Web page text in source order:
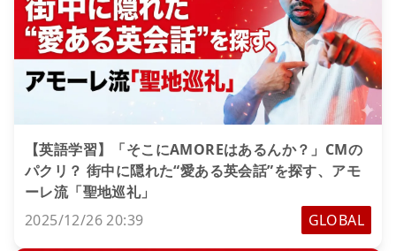
【英語学習】「そこにAMOREはあるんか？」CMの
パクリ？ 街中に隠れた“愛ある英会話”を探す、アモ
ーレ流「聖地巡礼」
2025/12/26 20:39
GLOBAL